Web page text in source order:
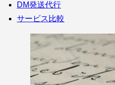
DM発送代行
サービス比較